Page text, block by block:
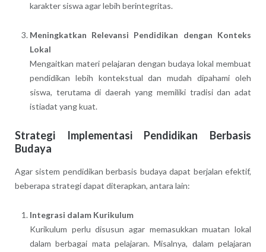
karakter siswa agar lebih berintegritas.
Meningkatkan Relevansi Pendidikan dengan Konteks
Lokal
Mengaitkan materi pelajaran dengan budaya lokal membuat
pendidikan lebih kontekstual dan mudah dipahami oleh
siswa, terutama di daerah yang memiliki tradisi dan adat
istiadat yang kuat.
Strategi Implementasi Pendidikan Berbasis
Budaya
Agar sistem pendidikan berbasis budaya dapat berjalan efektif,
beberapa strategi dapat diterapkan, antara lain:
Integrasi dalam Kurikulum
Kurikulum perlu disusun agar memasukkan muatan lokal
dalam berbagai mata pelajaran. Misalnya, dalam pelajaran